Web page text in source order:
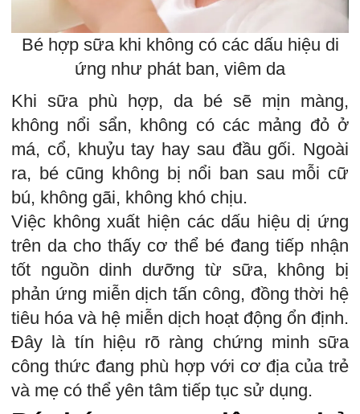
Bé hợp sữa khi không có các dấu hiệu di
ứng như phát ban, viêm da
Khi sữa phù hợp, da bé sẽ mịn màng,
không nổi sẩn, không có các mảng đỏ ở
má, cổ, khuỷu tay hay sau đầu gối. Ngoài
ra, bé cũng không bị nổi ban sau mỗi cữ
bú, không gãi, không khó chịu.
Việc không xuất hiện các dấu hiệu dị ứng
trên da cho thấy cơ thể bé đang tiếp nhận
tốt nguồn dinh dưỡng từ sữa, không bị
phản ứng miễn dịch tấn công, đồng thời hệ
tiêu hóa và hệ miễn dịch hoạt động ổn định.
Đây là tín hiệu rõ ràng chứng minh sữa
công thức đang phù hợp với cơ địa của trẻ
và mẹ có thể yên tâm tiếp tục sử dụng.